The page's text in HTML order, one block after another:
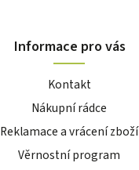
Informace pro vás
Kontakt
Nákupní rádce
Reklamace a vrácení zboží
Věrnostní program